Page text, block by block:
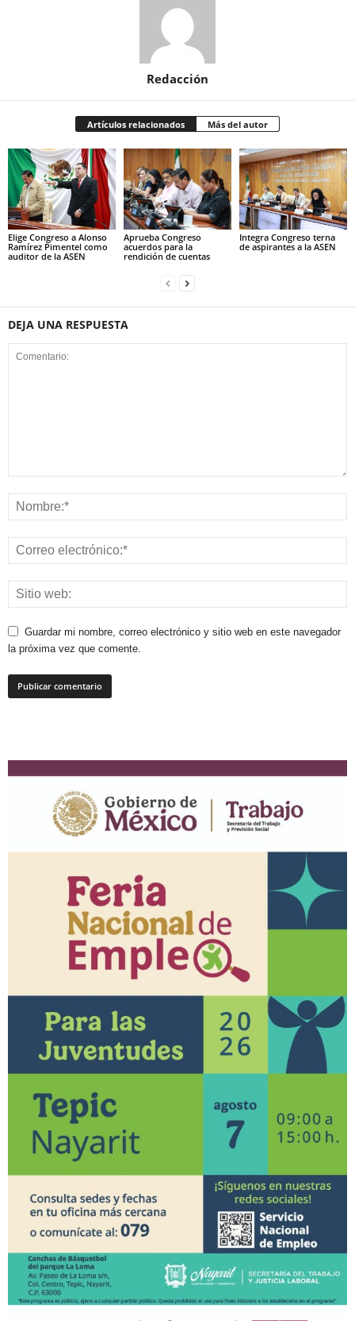
Redacción
Artículos relacionados Más del autor
Elige Congreso a Alonso
Ramírez Pimentel como
auditor de la ASEN
Aprueba Congreso
acuerdos para la
rendición de cuentas
Integra Congreso terna
de aspirantes a la ASEN
DEJA UNA RESPUESTA
Guardar mi nombre, correo electrónico y sitio web en este navegador
la próxima vez que comente.